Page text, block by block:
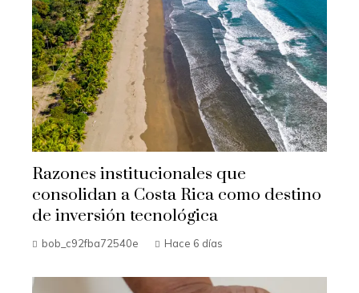
Razones institucionales que
consolidan a Costa Rica como destino
de inversión tecnológica
bob_c92fba72540e Hace 6 días